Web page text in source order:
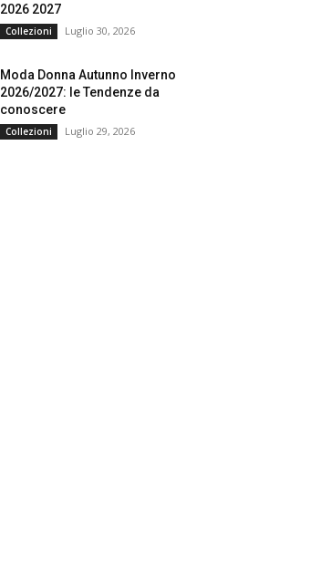
2026 2027
Collezioni Luglio 30, 2026
Moda Donna Autunno Inverno
2026/2027: le Tendenze da
conoscere
Collezioni Luglio 29, 2026